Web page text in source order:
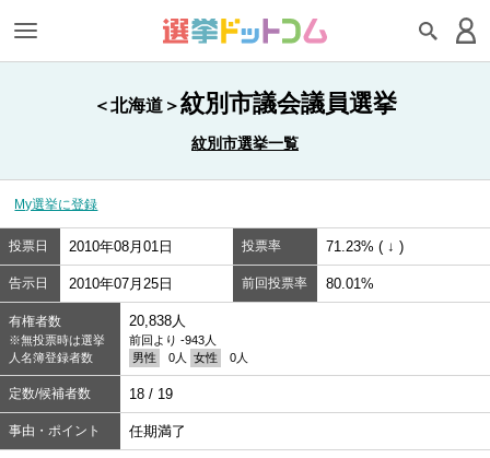
＜北海道＞紋別市議会議員選挙
紋別市選挙一覧
My選挙に登録
投票日 2010年08月01日 投票率 71.23% ( ↓ )
告示日 2010年07月25日 前回投票率 80.01%
有権者数
※無投票時は選挙
人名簿登録者数
20,838人
前回より -943人
男性
0人 女性 0人
定数/候補者数 18 / 19
事由・ポイント 任期満了